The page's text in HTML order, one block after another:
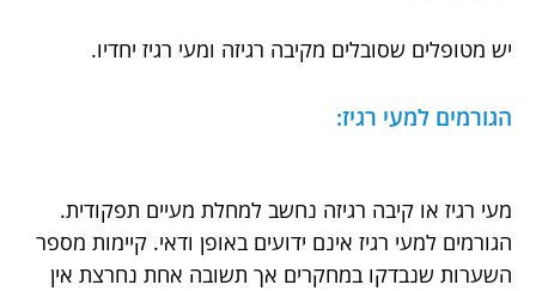
יש מטופלים שסובלים מקיבה רגיזה ומעי רגיז יחדיו.
הגורמים למעי רגיז:
מעי רגיז או קיבה רגיזה נחשב למחלת מעיים תפקודית.
הגורמים למעי רגיז אינם ידועים באופן ודאי. קיימות מספר
השערות שנבדקו במחקרים אך תשובה אחת נחרצת אין